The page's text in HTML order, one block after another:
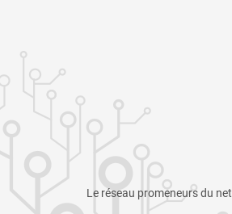
Le réseau promeneurs du net